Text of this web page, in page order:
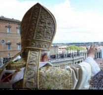
sisu
juurde